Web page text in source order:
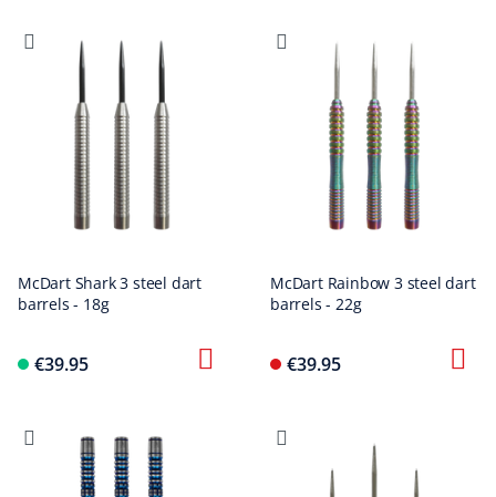
McDart Shark 3 steel dart
barrels - 18g
€39.95
McDart Rainbow 3 steel dart
barrels - 22g
€39.95